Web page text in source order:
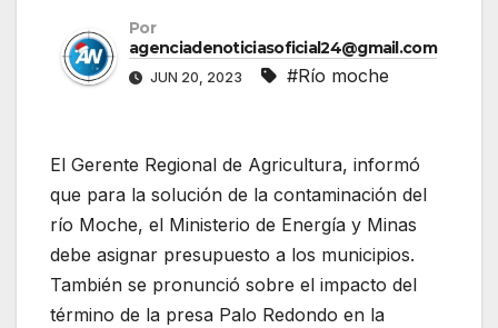
Por
agenciadenoticiasoficial24@gmail.com
JUN 20, 2023 #Río moche
El Gerente Regional de Agricultura, informó
que para la solución de la contaminación del
río Moche, el Ministerio de Energía y Minas
debe asignar presupuesto a los municipios.
También se pronunció sobre el impacto del
término de la presa Palo Redondo en la